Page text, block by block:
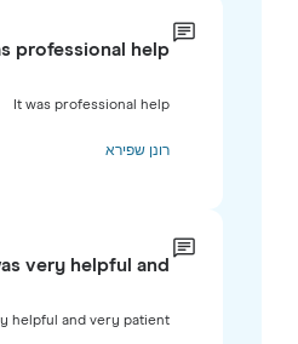
It was professional help
It was professional help
רונן שפירא
was very helpful and…
very helpful and very patient.